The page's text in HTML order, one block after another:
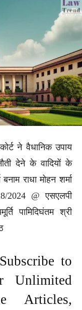
ने वैधानिक उपाय
देने के वादियों के
राधा मोहन शर्मा
2024 @ एसएलपी
पामिदिघंतम श्री
to
Unlimited
Articles,